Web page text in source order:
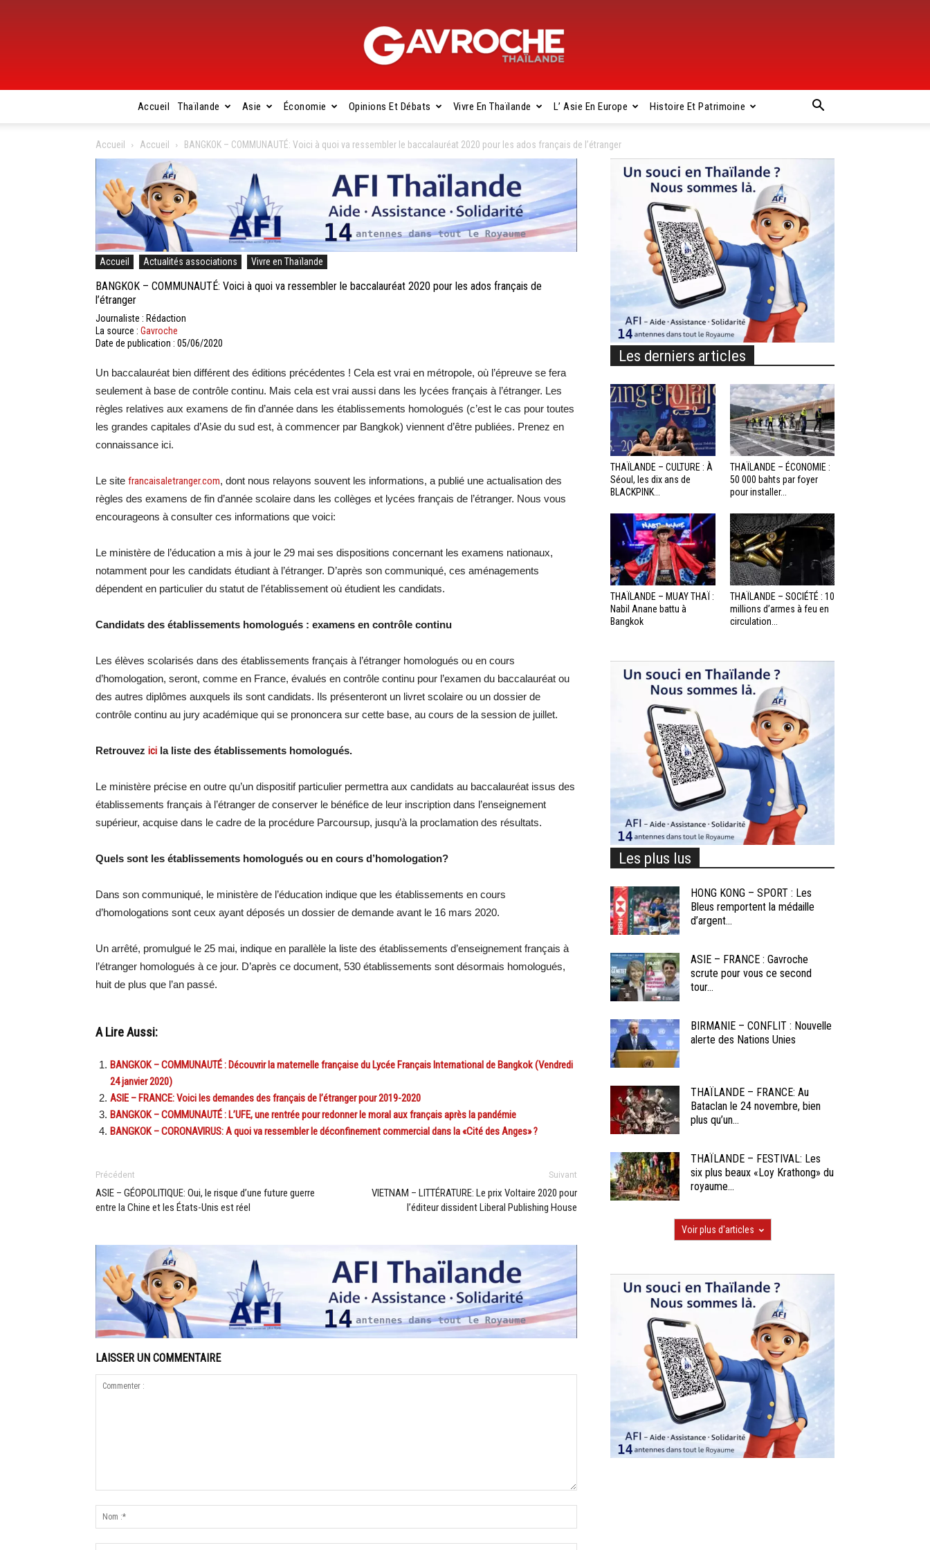
Gavroche
Thaïlande
Accueil Thaïlande Asie Économie Opinions Et Débats Vivre En Thaïlande L’ Asie En Europe Histoire Et Patrimoine
Accueil Accueil BANGKOK – COMMUNAUTÉ: Voici à quoi va ressembler le baccalauréat 2020 pour les ados français de l’étranger
Accueil Actualités associations Vivre en Thaïlande
BANGKOK – COMMUNAUTÉ: Voici à quoi va ressembler le baccalauréat 2020 pour les ados français de
l’étranger
Journaliste : Rédaction
La source : Gavroche
Date de publication : 05/06/2020
Un baccalauréat bien différent des éditions précédentes ! Cela est vrai en métropole, où l’épreuve se fera
seulement à base de contrôle continu. Mais cela est vrai aussi dans les lycées français à l’étranger. Les
règles relatives aux examens de fin d’année dans les établissements homologués (c’est le cas pour toutes
les grandes capitales d’Asie du sud est, à commencer par Bangkok) viennent d’être publiées. Prenez en
connaissance ici.
Le site francaisaletranger.com, dont nous relayons souvent les informations, a publié une actualisation des
règles des examens de fin d’année scolaire dans les collèges et lycées français de l’étranger. Nous vous
encourageons à consulter ces informations que voici:
Le ministère de l’éducation a mis à jour le 29 mai ses dispositions concernant les examens nationaux,
notamment pour les candidats étudiant à l’étranger. D’après son communiqué, ces aménagements
dépendent en particulier du statut de l’établissement où étudient les candidats.
Candidats des établissements homologués : examens en contrôle continu
Les élèves scolarisés dans des établissements français à l’étranger homologués ou en cours
d’homologation, seront, comme en France, évalués en contrôle continu pour l’examen du baccalauréat ou
des autres diplômes auxquels ils sont candidats. Ils présenteront un livret scolaire ou un dossier de
contrôle continu au jury académique qui se prononcera sur cette base, au cours de la session de juillet.
Retrouvez ici la liste des établissements homologués.
Le ministère précise en outre qu’un dispositif particulier permettra aux candidats au baccalauréat issus des
établissements français à l’étranger de conserver le bénéfice de leur inscription dans l’enseignement
supérieur, acquise dans le cadre de la procédure Parcoursup, jusqu’à la proclamation des résultats.
Quels sont les établissements homologués ou en cours d’homologation?
Dans son communiqué, le ministère de l’éducation indique que les établissements en cours
d’homologations sont ceux ayant déposés un dossier de demande avant le 16 mars 2020.
Un arrêté, promulgué le 25 mai, indique en parallèle la liste des établissements d’enseignement français à
l’étranger homologués à ce jour. D’après ce document, 530 établissements sont désormais homologués,
huit de plus que l’an passé.
A Lire Aussi:
BANGKOK – COMMUNAUTÉ : Découvrir la maternelle française du Lycée Français International de Bangkok (Vendredi
24 janvier 2020)
ASIE – FRANCE: Voici les demandes des français de l’étranger pour 2019-2020
BANGKOK – COMMUNAUTÉ : L’UFE, une rentrée pour redonner le moral aux français après la pandémie
BANGKOK – CORONAVIRUS: A quoi va ressembler le déconfinement commercial dans la «Cité des Anges» ?
Précédent
ASIE – GÉOPOLITIQUE: Oui, le risque d’une future guerre
entre la Chine et les États-Unis est réel
Suivant
VIETNAM – LITTÉRATURE: Le prix Voltaire 2020 pour
l’éditeur dissident Liberal Publishing House
LAISSER UN COMMENTAIRE
Les derniers articles
THAÏLANDE – CULTURE : À
Séoul, les dix ans de
BLACKPINK...
THAÏLANDE – ÉCONOMIE :
50 000 bahts par foyer
pour installer...
THAÏLANDE – MUAY THAÏ :
Nabil Anane battu à
Bangkok
THAÏLANDE – SOCIÉTÉ : 10
millions d’armes à feu en
circulation...
Les plus lus
HONG KONG – SPORT : Les
Bleus remportent la médaille
d’argent...
ASIE – FRANCE : Gavroche
scrute pour vous ce second
tour...
BIRMANIE – CONFLIT : Nouvelle
alerte des Nations Unies
THAÏLANDE – FRANCE: Au
Bataclan le 24 novembre, bien
plus qu’un...
THAÏLANDE – FESTIVAL: Les
six plus beaux «Loy Krathong» du
royaume...
Voir plus d'articles